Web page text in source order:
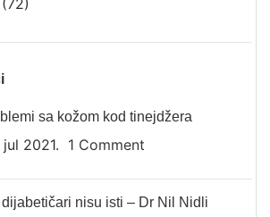
(72)
sa kožom kod tinejdžera
2021. 1 Comment
nisu isti – Dr Nil Nidli